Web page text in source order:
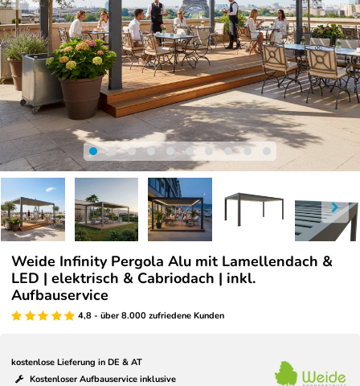
Weide Infinity Pergola Alu mit Lamellendach &
LED | elektrisch & Cabriodach | inkl.
Aufbauservice
4,8 - über 8.000 zufriedene Kunden
kostenlose Lieferung in DE & AT
Kostenloser Aufbauservice inklusive